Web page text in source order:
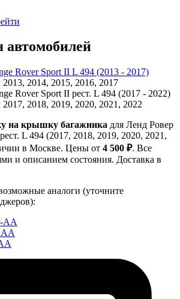
автомобилей
Rover Sport II L 494 (2013 - 2017)
2014, 2015, 2016, 2017
Rover Sport II рест. L 494 (2017 - 2022)
2018, 2019, 2020, 2021, 2022
на крышку багажника для Ленд Ровер
L 494 (2017, 2018, 2019, 2020, 2021,
в Москве. Цены от 4 500 ₽. Все
и описанием состояния. Доставка в
аналоги (уточните
AA